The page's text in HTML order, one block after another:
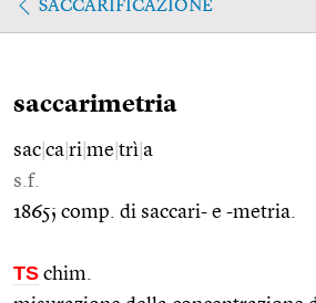
SACCARIFICAZIONE
saccarimetria
sac ca ri me trì a
s.f.
1865; comp. di saccari- e -metria.
TS chim.